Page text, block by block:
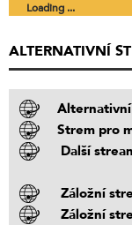
Loading ...
ALTERNATIVNÍ
Alternativní
Strem pro
Další
Záložní
Záložní